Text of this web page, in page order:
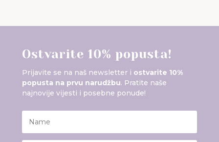
Ostvarite 10% popusta!
Prijavite se na naš newsletter i ostvarite 10%
popusta na prvu narudžbu. Pratite naše
najnovije vijesti i posebne ponude!